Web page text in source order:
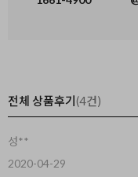
전체 상품후기 (4건)
성**
2020-04-29